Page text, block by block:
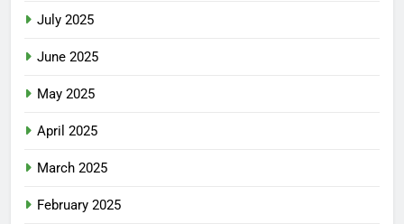
July 2025
June 2025
May 2025
April 2025
March 2025
February 2025